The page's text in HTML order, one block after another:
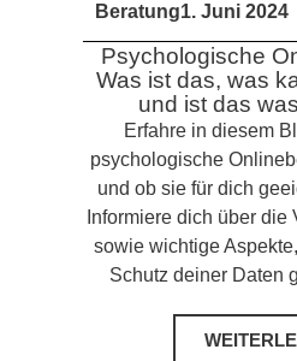
Beratung1. Juni 2024
Psychologische
Was ist das, was
und ist das
Erfahre in diesem
psychologische
und ob sie für dich
Informiere dich über die
sowie wichtige
Schutz deiner Daten